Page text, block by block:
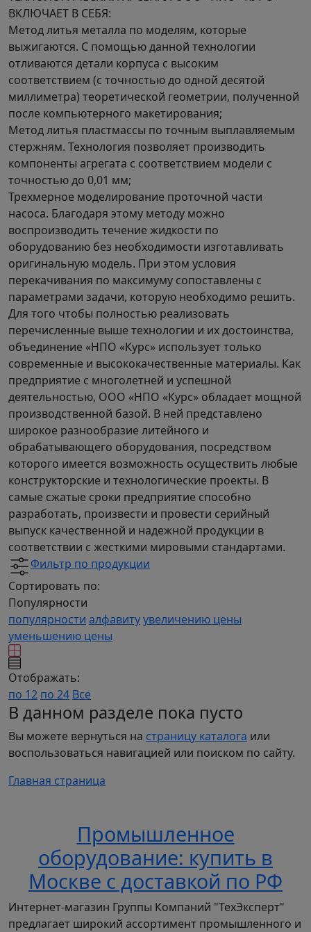
ВКЛЮЧАЕТ В СЕБЯ:
Метод литья металла по моделям, которые
выжигаются. С помощью данной технологии
отливаются детали корпуса с высоким
соответствием (с точностью до одной десятой
миллиметра) теоретической геометрии, полученной
после компьютерного макетирования;
Метод литья пластмассы по точным выплавляемым
стержням. Технология позволяет производить
компоненты агрегата с соответствием модели с
точностью до 0,01 мм;
Трехмерное моделирование проточной части
насоса. Благодаря этому методу можно
воспроизводить течение жидкости по
оборудованию без необходимости изготавливать
оригинальную модель. При этом условия
перекачивания по максимуму сопоставлены с
параметрами задачи, которую необходимо решить.
Для того чтобы полностью реализовать
перечисленные выше технологии и их достоинства,
объединение «НПО «Курс» использует только
современные и высококачественные материалы. Как
предприятие с многолетней и успешной
деятельностью, ООО «НПО «Курс» обладает мощной
производственной базой. В ней представлено
широкое разнообразие литейного и
обрабатывающего оборудования, посредством
которого имеется возможность осуществить любые
конструкторские и технологические проекты. В
самые сжатые сроки предприятие способно
разработать, произвести и провести серийный
выпуск качественной и надежной продукции в
соответствии с жесткими мировыми стандартами.
Фильтр по продукции
Сортировать по:
Популярности
популярности алфавитуувеличению цены
уменьшению цены
Отображать:
по 12 по 24 Все
В данном разделе пока пусто
Вы можете вернуться на страницу каталога или
воспользоваться навигацией или поиском по сайту.
Главная страница
Промышленное
оборудование: купить в
Москве с доставкой по РФ
Интернет-магазин Группы Компаний "ТехЭксперт"
предлагает широкий ассортимент промышленного и